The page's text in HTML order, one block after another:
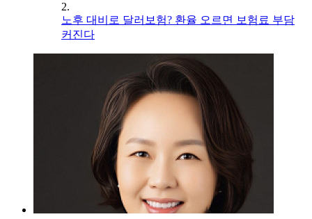
2.
노후 대비로 달러보험? 환율 오르면 보험료 부담
커진다